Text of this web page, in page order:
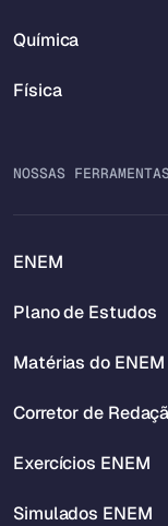
Química
Física
NOSSAS
ENEM
Plano de Estudos
Matérias do ENEM
Corretor de
Exercícios ENEM
Simulados ENEM